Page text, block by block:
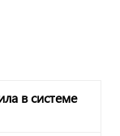
в системе